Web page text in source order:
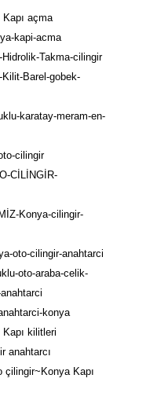
açma
kapi-acma
Takma-cilingir
Barel-gobek-
karatay-meram-en-
cilingir
CİLİNGİR-
Konya-cilingir-
oto-cilingir-anahtarci
oto-araba-celik-
konya
kilitleri
anahtarcı
çilingir~Konya Kapı